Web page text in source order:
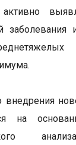
внедрения
на